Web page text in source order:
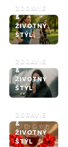
ZDRAVIE
&
ŽIVOTNÝ
ŠTÝL
ZDRAVIE
&
ŽIVOTNÝ
ŠTÝL
ZDRAVIE
&
ŽIVOTNÝ
ŠTÝL